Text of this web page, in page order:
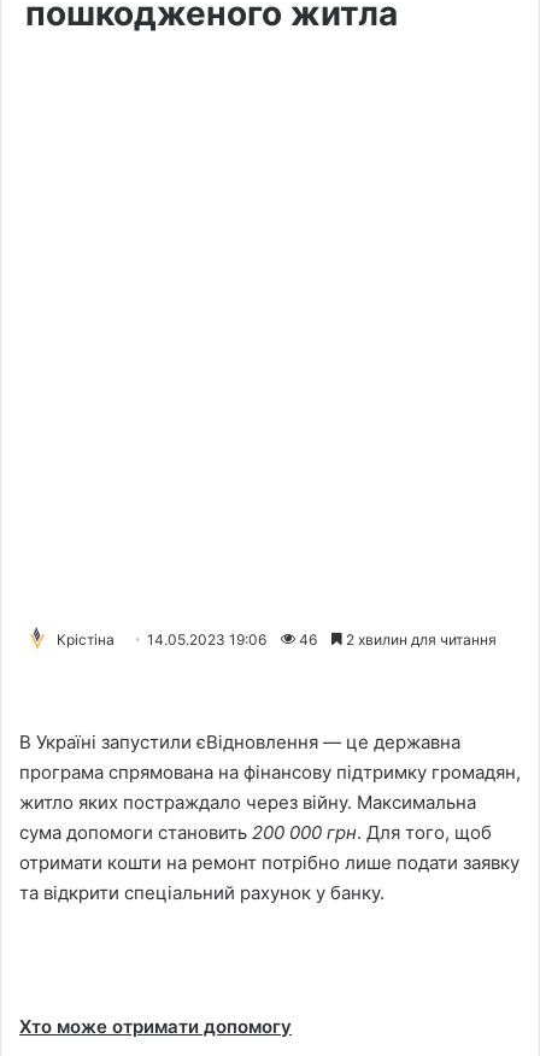
пошкодженого житла
Крістіна 14.05.2023 19:06 46 2 хвилин для читання
В Україні запустили єВідновлення — це державна
програма спрямована на фінансову підтримку громадян,
житло яких постраждало через війну. Максимальна
сума допомоги становить 200 000 грн. Для того, щоб
отримати кошти на ремонт потрібно лише подати заявку
та відкрити спеціальний рахунок у банку.
Хто може отримати допомогу